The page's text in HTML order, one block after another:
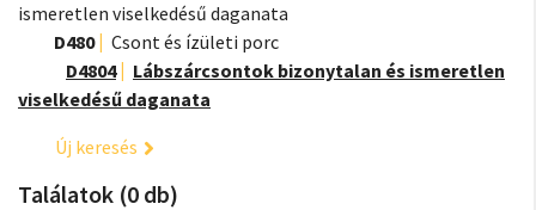
ismeretlen viselkedésű daganata
D480
Csont és ízületi porc
D4804
Lábszárcsontok bizonytalan és ismeretlen
viselkedésű daganata
Új keresés
Találatok (0 db)